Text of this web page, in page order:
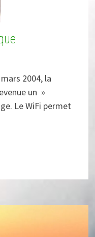
2004, la
un »
Le WiFi permet